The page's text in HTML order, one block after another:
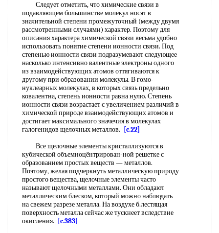
Следует отметить, что химические связи в
подавляющем большинстве молекул носят в
значительной степени промежуточный (между двумя
рассмотренными случаями) характер. Поэтому для
описания характера химической связи весьма удобно
использовать понятие степени ионности связи. Под
степенью ионности связи подразумевают следующее
насколько интенсивно валентные электроны одного
из взаимодействующих атомов оттягиваются к
другому при образовании молекулы. В гомо-
нуклеарных молекулах, в которых связь предельно
ковалентна, степень ионности равна нулю. Степень
ионности связи возрастает с увеличением различий в
химической природе взаимодействующих атомов и
достигает максимального значечия в молекулах
галогенидов щелочных металлов.
[c.22]
Все щелочные элементы кристаллизуются в
кубической объемноцёнтрирован-ной решетке с
образованием простых веществ — металлов.
Поэтому, желая подчеркнуть металлическую природу
простого вещества, щелочные элементы часто
называют щелочными металлами. Они обладают
металлическим блеском, который можно наблюдать
на свежем разрезе металла. На воздухе б.лестящая
поверхность металла сейчас же тускнеет вследствие
окисления.
[c.383]